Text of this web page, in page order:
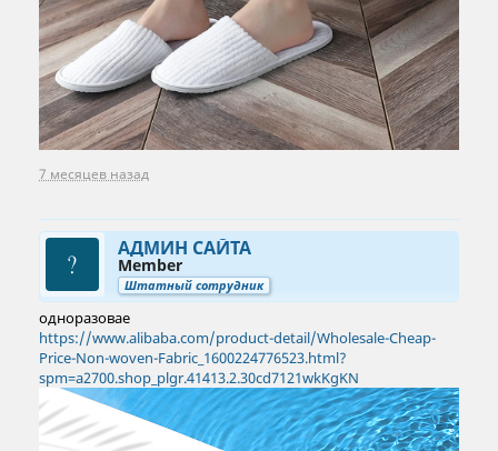
7 месяцев назад
АДМИН САЙТА
Member
Штатный сотрудник
одноразовае
https://www.alibaba.com/product-detail/Wholesale-Cheap-
Price-Non-woven-Fabric_1600224776523.html?
spm=a2700.shop_plgr.41413.2.30cd7121wkKgKN